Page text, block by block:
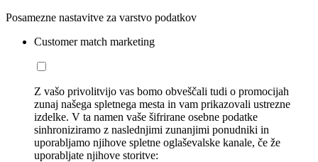
Posamezne nastavitve za varstvo podatkov
Customer match marketing
Z vašo privolitvijo vas bomo obveščali tudi o promocijah
zunaj našega spletnega mesta in vam prikazovali ustrezne
izdelke. V ta namen vaše šifrirane osebne podatke
sinhroniziramo z naslednjimi zunanjimi ponudniki in
uporabljamo njihove spletne oglaševalske kanale, če že
uporabljate njihove storitve: